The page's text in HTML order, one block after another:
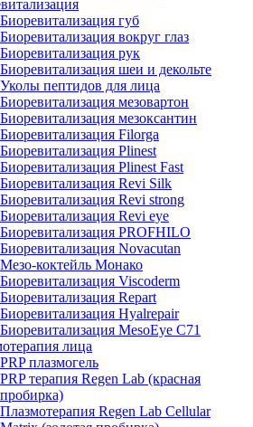
Биоревитализация губ
Биоревитализация вокруг глаз
Биоревитализация рук
Биоревитализация шеи и декольте
Уколы пептидов для лица
Биоревитализация мезовартон
Биоревитализация мезоксантин
Биоревитализация Filorga
Биоревитализация Plinest
Биоревитализация Plinest Fast
Биоревитализация Revi Silk
Биоревитализация Revi strong
Биоревитализация Revi eye
Биоревитализация PROFHILO
Биоревитализация Novacutan
Мезо-коктейль Монако
Биоревитализация Viscoderm
Биоревитализация Repart
Биоревитализация Hyalrepair
Биоревитализация MesoEye C71
лица
PRP плазмогель
PRP терапия Regen Lab (красная
пробирка)
Плазмотерапия Regen Lab Cellular